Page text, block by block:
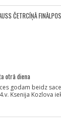
ČETRCĪŅĀ
otrā diena
godam beidz
Ksenija Kozlova